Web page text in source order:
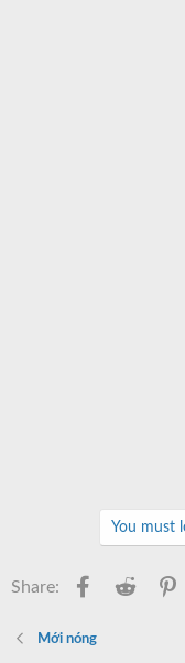
You must
Share: Facebook
Reddit
Mới nóng